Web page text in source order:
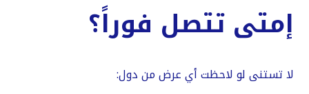
إمتى تتصل فوراً؟
لا تستنى لو لاحظت أي عرض من دول: